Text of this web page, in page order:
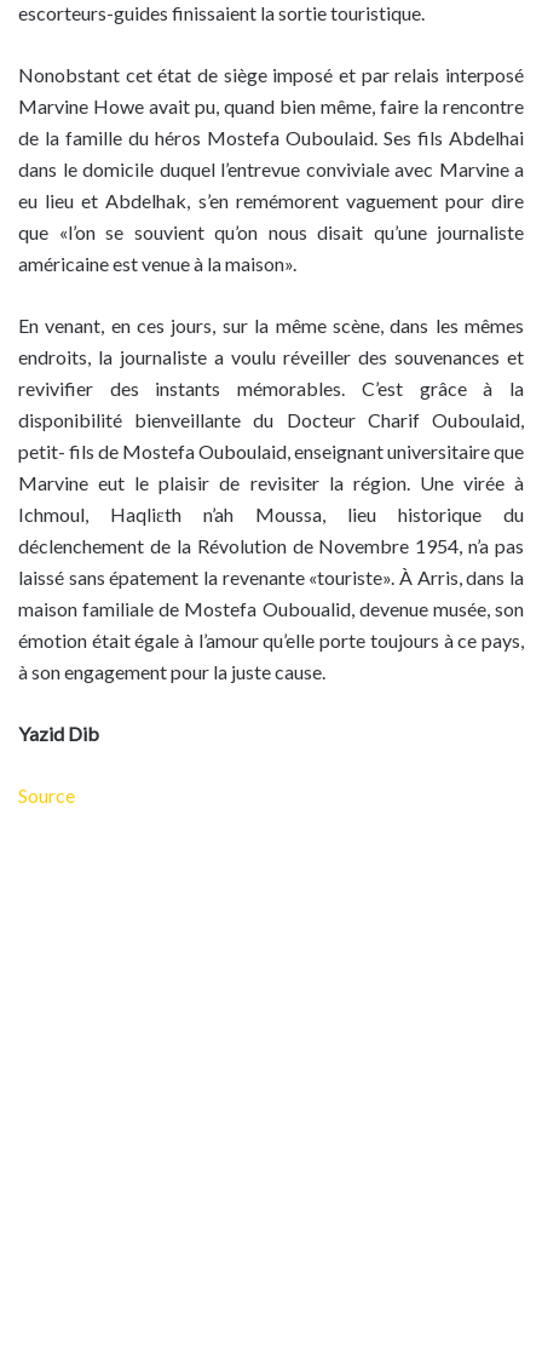
escorteurs-guides finissaient la sortie touristique.
Nonobstant cet état de siège imposé et par relais interposé
Marvine Howe avait pu, quand bien même, faire la rencontre
de la famille du héros Mostefa Ouboulaid. Ses fils Abdelhai
dans le domicile duquel l’entrevue conviviale avec Marvine a
eu lieu et Abdelhak, s’en remémorent vaguement pour dire
que «l’on se souvient qu’on nous disait qu’une journaliste
américaine est venue à la maison».
En venant, en ces jours, sur la même scène, dans les mêmes
endroits, la journaliste a voulu réveiller des souvenances et
revivifier des instants mémorables. C’est grâce à la
disponibilité bienveillante du Docteur Charif Ouboulaid,
petit- fils de Mostefa Ouboulaid, enseignant universitaire que
Marvine eut le plaisir de revisiter la région. Une virée à
Ichmoul, Haqliɛth n’ah Moussa, lieu historique du
déclenchement de la Révolution de Novembre 1954, n’a pas
laissé sans épatement la revenante «touriste». À Arris, dans la
maison familiale de Mostefa Ouboualid, devenue musée, son
émotion était égale à l’amour qu’elle porte toujours à ce pays,
à son engagement pour la juste cause.
Yazid Dib
Source